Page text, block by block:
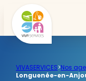
VIVASERVICES>Nos
Longuenée-en-